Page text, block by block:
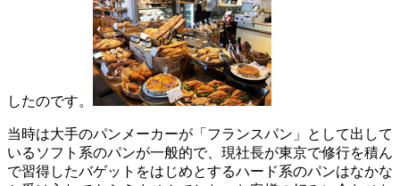
したのです。
当時は大手のパンメーカーが「フランスパン」として出して
いるソフト系のパンが一般的で、現社長が東京で修行を積ん
で習得したバゲットをはじめとするハード系のパンはなかな